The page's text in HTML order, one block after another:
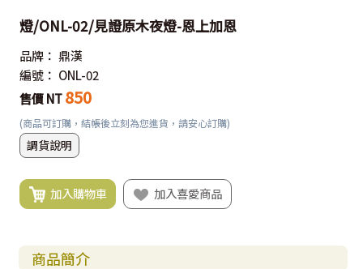
燈/ONL-02/見證原木夜燈-恩上加恩
品牌： 鼎漢
編號： ONL-02
售價 NT 850
(商品可訂購，結帳後立刻為您進貨，請安心訂購)
調貨說明
加入購物車 加入喜愛商品
商品簡介